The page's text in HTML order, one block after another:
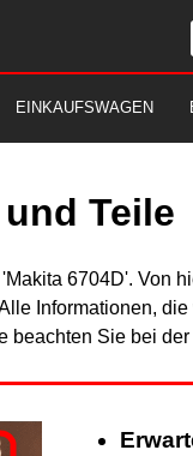
EINKAUFSWAGEN
Teile
6704D'. Von
Informationen,
beachten Sie bei